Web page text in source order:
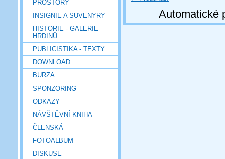
PROSTORY
INSIGNIE A SUVENYRY
HISTORIE - GALERIE
HRDINŮ
PUBLICISTIKA - TEXTY
DOWNLOAD
BURZA
SPONZORING
ODKAZY
NÁVŠTĚVNÍ KNIHA
ČLENSKÁ
FOTOALBUM
DISKUSE
Automatické